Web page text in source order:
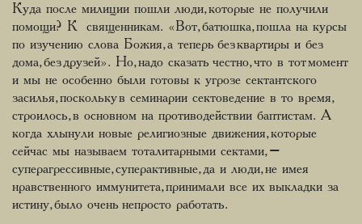
Куда после милиции пошли люди, которые не получили
помощи? К священникам. «Вот, батюшка, пошла на курсы
по изучению слова Божия, а теперь без квартиры и без
дома, без друзей». Но, надо сказать честно, что в тот момент
и мы не особенно были готовы к угрозе сектантского
засилья, поскольку в семинарии сектоведение в то время,
строилось, в основном на противодействии баптистам. А
когда хлынули новые религиозные движения, которые
сейчас мы называем тоталитарными сектами, –
суперагрессивные, суперактивные, да и люди, не имея
нравственного иммунитета, принимали все их выкладки за
истину, было очень непросто работать.